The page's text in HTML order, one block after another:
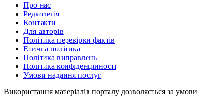
Про нас
Редколегія
Контакти
Для авторів
Політика перевірки фактів
Етична політика
Політика виправлень
Політика конфіденційності
Умови надання послуг
Використання матеріалів порталу дозволяється за умови